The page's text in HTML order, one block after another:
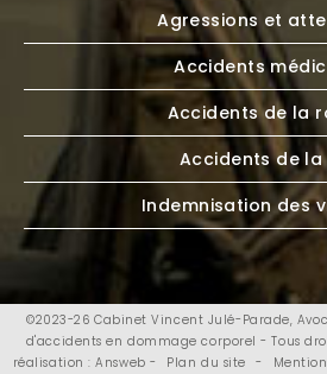
Agressions et
Accidents
Accidents de la
Accidents de la
Indemnisation des
©2023-26 Cabinet Vincent Julé-Parade,
d'accidents en dommage corporel - Tous
réalisation : Answeb -
Plan du site -